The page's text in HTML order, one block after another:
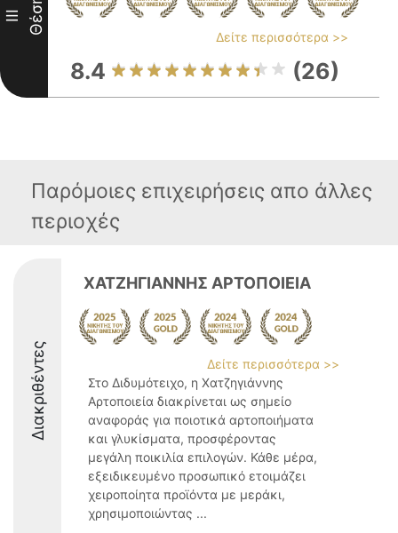
III Θέση
Δείτε περισσότερα >>
8.4 (26)
Παρόμοιες επιχειρήσεις απο άλλες
περιοχές
Διακριθέντες
ΧΑΤΖΗΓΙΑΝΝΗΣ ΑΡΤΟΠΟΙΕΙΑ
Δείτε περισσότερα >>
Στο Διδυμότειχο, η Χατζηγιάννης
Αρτοποιεία διακρίνεται ως σημείο
αναφοράς για ποιοτικά αρτοποιήματα
και γλυκίσματα, προσφέροντας
μεγάλη ποικιλία επιλογών. Κάθε μέρα,
εξειδικευμένο προσωπικό ετοιμάζει
χειροποίητα προϊόντα με μεράκι,
χρησιμοποιώντας ...